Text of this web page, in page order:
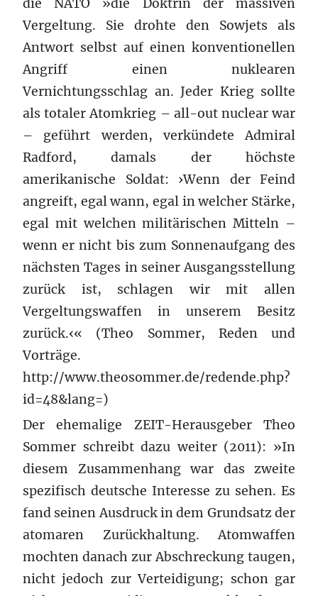
die NATO »die Doktrin der massiven
Vergeltung. Sie drohte den Sowjets als
Antwort selbst auf einen konventionellen
Angriff einen nuklearen
Vernichtungsschlag an. Jeder Krieg sollte
als totaler Atomkrieg – all-out nuclear war
– geführt werden, verkündete Admiral
Radford, damals der höchste
amerikanische Soldat: ›Wenn der Feind
angreift, egal wann, egal in welcher Stärke,
egal mit welchen militärischen Mitteln –
wenn er nicht bis zum Sonnenaufgang des
nächsten Tages in seiner Ausgangsstellung
zurück ist, schlagen wir mit allen
Vergeltungswaffen in unserem Besitz
zurück.‹« (Theo Sommer, Reden und
Vorträge.
http://www.theosommer.de/redende.php?
id=48&lang=)
Der ehemalige ZEIT-Herausgeber Theo
Sommer schreibt dazu weiter (2011): »In
diesem Zusammenhang war das zweite
spezifisch deutsche Interesse zu sehen. Es
fand seinen Ausdruck in dem Grundsatz der
atomaren Zurückhaltung. Atomwaffen
mochten danach zur Abschreckung taugen,
nicht jedoch zur Verteidigung; schon gar